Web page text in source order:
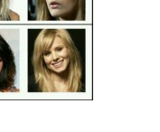
для густых
волос